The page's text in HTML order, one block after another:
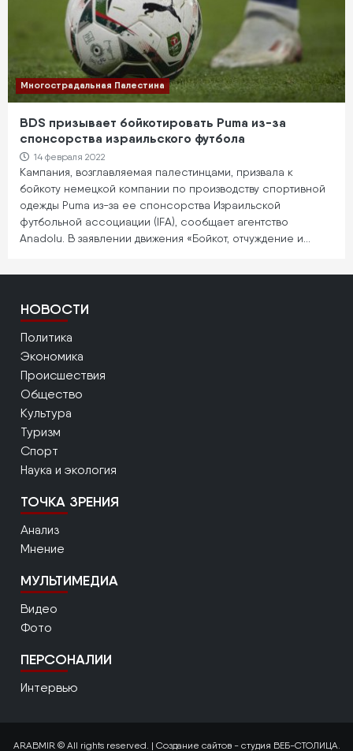
Многострадальная Палестина
BDS призывает бойкотировать Puma из-за
спонсорства израильского футбола
14 февраля 2022
Кампания, возглавляемая палестинцами, призвала к
бойкоту немецкой компании по производству спортивной
одежды Puma из-за ее спонсорства Израильской
футбольной ассоциации (IFA), сообщает агентство
Anadolu. В заявлении движения «Бойкот, отчуждение и…
НОВОСТИ
Политика
Экономика
Происшествия
Общество
Культура
Туризм
Спорт
Наука и экология
ТОЧКА ЗРЕНИЯ
Анализ
Мнение
МУЛЬТИМЕДИА
Видео
Фото
ПЕРСОНАЛИИ
Интервью
ARABMIR © All rights reserved. | Создание сайтов- студия ВЕБ-СТОЛИЦА.